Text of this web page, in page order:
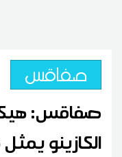
صفاقس
صفاقس:
الكازينو